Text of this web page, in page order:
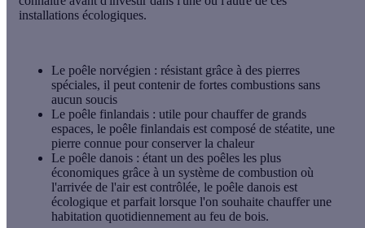
installations écologiques.
Le poêle norvégien : résistant grâce à des pierres
spéciales, il peut contenir de fortes combustions sans
aucun soucis
Le poêle finlandais : utile pour chauffer de grands
espaces, le poêle finlandais est composé de stéatite, une
pierre connue pour conserver la chaleur
Le poêle danois : étant un des poêles les plus
économiques grâce à un système de combustion où
l'arrivée de l'air est contrôlée, le poêle danois est
écologique et parfait lorsque l'on souhaite chauffer une
habitation quotidiennement au feu de bois.